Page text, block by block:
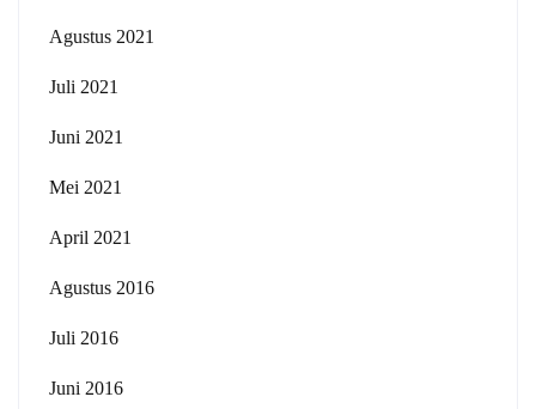
Agustus 2021
Juli 2021
Juni 2021
Mei 2021
April 2021
Agustus 2016
Juli 2016
Juni 2016